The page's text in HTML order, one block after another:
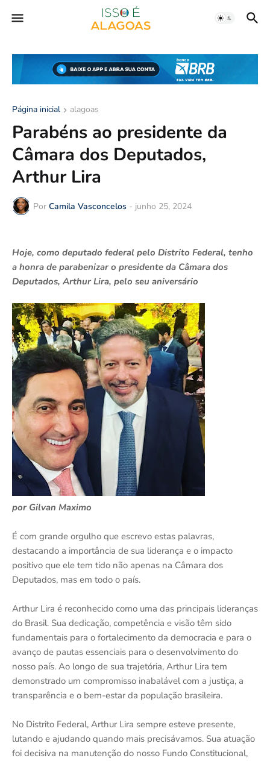
Página inicial alagoas
Parabéns ao presidente da
Câmara dos Deputados,
Arthur Lira
Por Camila Vasconcelos - junho 25, 2024
Hoje, como deputado federal pelo Distrito Federal, tenho
a honra de parabenizar o presidente da Câmara dos
Deputados, Arthur Lira, pelo seu aniversário
por Gilvan Maximo
É com grande orgulho que escrevo estas palavras,
destacando a importância de sua liderança e o impacto
positivo que ele tem tido não apenas na Câmara dos
Deputados, mas em todo o país.
Arthur Lira é reconhecido como uma das principais lideranças
do Brasil. Sua dedicação, competência e visão têm sido
fundamentais para o fortalecimento da democracia e para o
avanço de pautas essenciais para o desenvolvimento do
nosso país. Ao longo de sua trajetória, Arthur Lira tem
demonstrado um compromisso inabalável com a justiça, a
transparência e o bem-estar da população brasileira.
No Distrito Federal, Arthur Lira sempre esteve presente,
lutando e ajudando quando mais precisávamos. Sua atuação
foi decisiva na manutenção do nosso Fundo Constitucional,